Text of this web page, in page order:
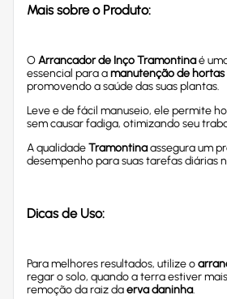
Mais sobre o Produto:
OArrancador de Inço Tramontinaé
essencial para amanutenção de hortas
promovendo a saúde das suas plantas.
Leve e de fácil manuseio, ele permite
sem causar fadiga, otimizando seu
A qualidadeTramontinaassegura um
desempenho para suas tarefas diárias
Dicas de Uso:
Para melhores resultados, utilize o
regar o solo, quando a terra estiver
remoção da raiz daerva daninha.